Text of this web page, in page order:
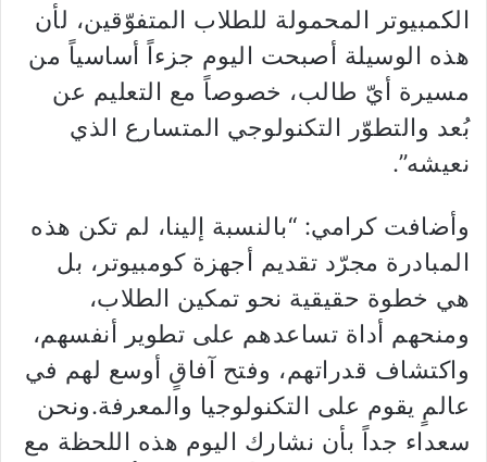
الكمبيوتر المحمولة للطلاب المتفوّقين، لأن
هذه الوسيلة أصبحت اليوم جزءاً أساسياً من
مسيرة أيّ طالب، خصوصاً مع التعليم عن
بُعد والتطوّر التكنولوجي المتسارع الذي
نعيشه”.
وأضافت كرامي: “بالنسبة إلينا، لم تكن هذه
المبادرة مجرّد تقديم أجهزة كومبيوتر، بل
هي خطوة حقيقية نحو تمكين الطلاب،
ومنحهم أداة تساعدهم على تطوير أنفسهم،
واكتشاف قدراتهم، وفتح آفاقٍ أوسع لهم في
عالمٍ يقوم على التكنولوجيا والمعرفة.ونحن
سعداء جداً بأن نشارك اليوم هذه اللحظة مع